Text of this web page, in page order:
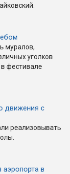
муралов,
уголков
в фестивале
движения с
реализовывать
в